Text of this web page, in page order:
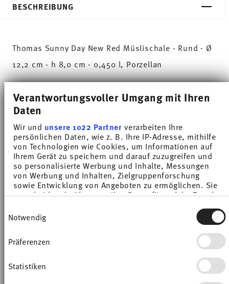
Verantwortungsvoller Umgang mit Ihren
Daten
Wir und unsere 1022 Partnerverarbeiten Ihre
persönlichen Daten, wie z. B. Ihre IP-Adresse, mithilfe
von Technologien wie Cookies, um Informationen auf
Ihrem Gerät zu speichern und darauf zuzugreifen und
so personalisierte Werbung und Inhalte, Messungen
von Werbung und Inhalten, Zielgruppenforschung
sowie Entwicklung von Angeboten zu ermöglichen. Sie
entscheiden darüber, wer Ihre Daten für welche Zwecke
Cookie-Erklärung oder durch Klicken auf das Privacy
Trigger Symbol ändern oder widerrufen
Wenn Sie es erlauben, würden wir auch gerne:
erfassen, welche bis auf einige Meter genau sein
Notwendig
Präferenzen
Statistiken
BESCHREIBUNG
Thomas Sunny Day New Red Müslischale - Rund - Ø
12,2 cm - h 8,0 cm - 0,450 l, Porzellan
Kombinationsmöglichkeiten machen Sunny Day so
verschiedensten Koch- und Küchenwelten. Auf
sympathische und gut gelaunte Weise sorgt Sunny
Day dafür, dass jeder Tag einfach unverwechselbar
wird. HAVE A SUNNY DAY!
Mit Sunny Day »New Red« zieht Energie in deinen
dabei aber nicht laut und aufdringlich, sondern
vielmehr dynamisch und schwungvoll – we love it!